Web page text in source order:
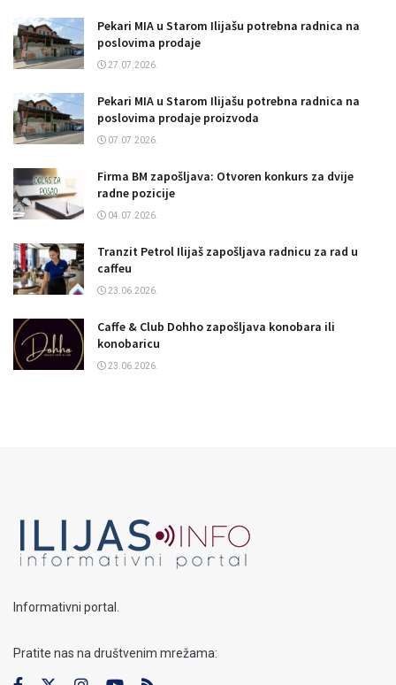
Pekari MIA u Starom Ilijašu potrebna radnica na
poslovima prodaje
27.07.2026.
Pekari MIA u Starom Ilijašu potrebna radnica na
poslovima prodaje proizvoda
07.07.2026.
Firma BM zapošljava: Otvoren konkurs za dvije
radne pozicije
04.07.2026.
Tranzit Petrol Ilijaš zapošljava radnicu za rad u
caffeu
23.06.2026.
Caffe & Club Dohho zapošljava konobara ili
konobaricu
23.06.2026.
Informativni portal.
Pratite nas na društvenim mrežama: